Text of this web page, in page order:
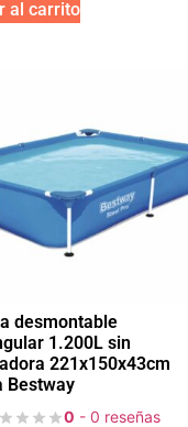
al carrito
desmontable
1.200L sin
221x150x43cm
Bestway
0 - 0 reseñas